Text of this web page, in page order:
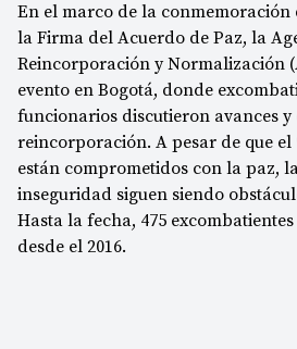
En el marco de la conmemoración
la Firma del Acuerdo de Paz, la
Reincorporación y Normalización
evento en Bogotá, donde
funcionarios discutieron avances y
reincorporación. A pesar de que el
están comprometidos con la paz,
inseguridad siguen siendo
Hasta la fecha, 475
desde el 2016.